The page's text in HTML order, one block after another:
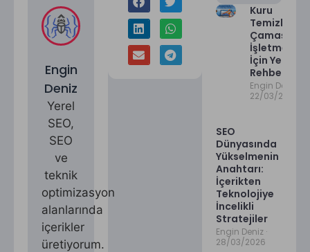
Engin
Deniz
Yerel
SEO,
SEO
ve
teknik
optimizasyon
alanlarında
içerikler
üretiyorum.
Kuru
Temizleme
İşletmeleri
İçin Yerel
Rehberi
Engin Deniz
22/03/2026
SEO
Dünyasında
Yükselmenin
Anahtarı:
İçerikten
Teknolojiye
İncelikli
Stratejiler
Engin Deniz
28/03/2026